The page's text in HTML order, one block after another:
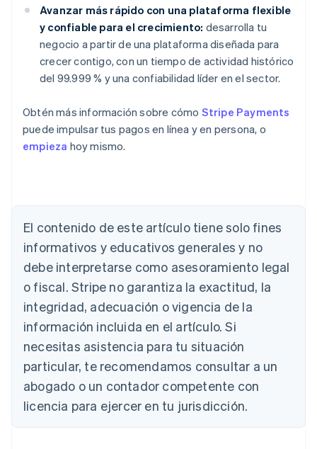
Avanzar más rápido con una plataforma flexible
y confiable para el crecimiento: desarrolla tu
negocio a partir de una plataforma diseñada para
crecer contigo, con un tiempo de actividad histórico
del 99.999 % y una confiabilidad líder en el sector.
Obtén más información sobre cómo Stripe Payments
puede impulsar tus pagos en línea y en persona, o
empieza hoy mismo.
El contenido de este artículo tiene solo fines
informativos y educativos generales y no
debe interpretarse como asesoramiento legal
o fiscal. Stripe no garantiza la exactitud, la
integridad, adecuación o vigencia de la
información incluida en el artículo. Si
necesitas asistencia para tu situación
particular, te recomendamos consultar a un
abogado o un contador competente con
licencia para ejercer en tu jurisdicción.
DeutschEnglish
Australia
English
Austria
DeutschEnglish
Nederlands FrançaisDeutsch English
Brasil
Português English
Bulgaria
English
Canadá
China continental
简体中文English